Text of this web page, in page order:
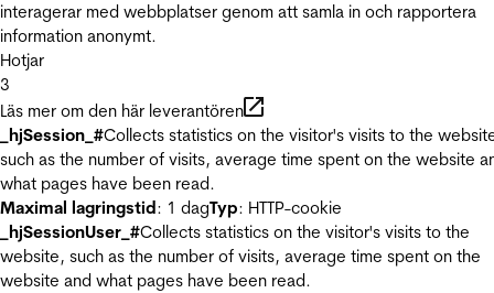
interagerar med webbplatser genom att samla in och rapportera
information anonymt.
Hotjar
3
Läs mer om den här leverantören
_hjSession_#Collects statistics on the visitor's visits to the
such as the number of visits, average time spent on the website
what pages have been read.
Maximal lagringstid: 1 dagTyp: HTTP-cookie
_hjSessionUser_#Collects statistics on the visitor's visits to the
website, such as the number of visits, average time spent on the
website and what pages have been read.